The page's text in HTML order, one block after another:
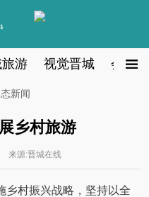
游 视觉晋城 会员
新闻
乡村旅游
来源:晋城在线
村振兴战略，坚持以全